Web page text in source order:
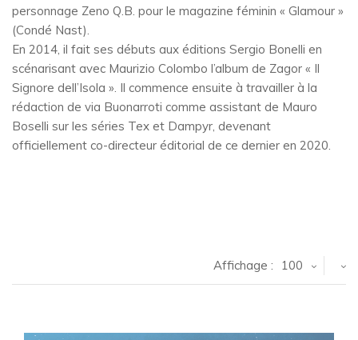
personnage Zeno Q.B. pour le magazine féminin « Glamour »
(Condé Nast).
En 2014, il fait ses débuts aux éditions Sergio Bonelli en
scénarisant avec Maurizio Colombo l’album de Zagor « Il
Signore dell’Isola ». Il commence ensuite à travailler à la
rédaction de via Buonarroti comme assistant de Mauro
Boselli sur les séries Tex et Dampyr, devenant
officiellement co-directeur éditorial de ce dernier en 2020.
Affichage : 100